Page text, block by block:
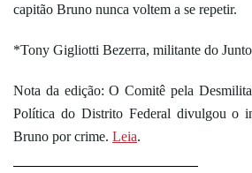
capitão Bruno nunca voltem a se repetir.
*Tony Gigliotti Bezerra, militante do
Nota da edição: O Comitê pela
Política do Distrito Federal divulgou o
Bruno por crime. Leia.